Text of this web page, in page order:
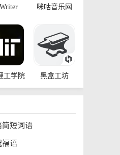
咪咕音乐网
工学院 黑盒工坊
简短词语
福语